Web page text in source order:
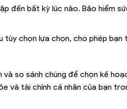
đến bất kỳ lúc nào. Bảo hiểm
chọn lựa chọn, cho phép bạn
so sánh chúng để chọn kế
và tài chính cá nhân của bạn